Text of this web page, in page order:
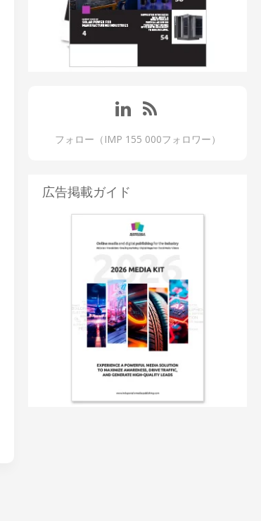
フォロー（IMP 155 000フォロワー）
広告掲載ガイド